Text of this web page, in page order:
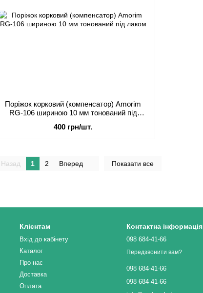
Поріжок корковий (компенсатор) Amorim
RG-106 шириною 10 мм тонований під
400 грн/шт.
Назад 1 2 Вперед Показати все
Клієнтам
Вхід до кабінету
Каталог
Про нас
Доставка
Оплата
Контактна інформація
098 684-41-66
Передзвонити вам?
098 684-41-66
098 684-41-66